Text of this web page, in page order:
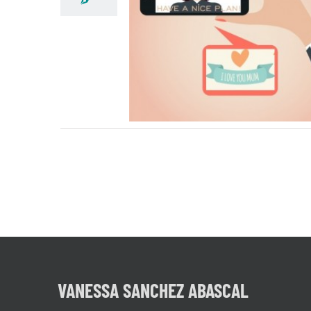
REFLEXIONES DE
COACH ( Y POR
DE TODO, MADRE)
VANESSA SANCHEZ ABASCAL